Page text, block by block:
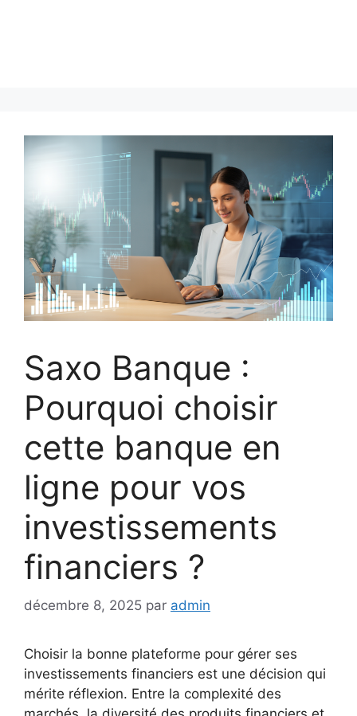
Saxo Banque :
Pourquoi choisir
cette banque en
ligne pour vos
investissements
financiers ?
décembre 8, 2025 par admin
Choisir la bonne plateforme pour gérer ses
investissements financiers est une décision qui
mérite réflexion. Entre la complexité des